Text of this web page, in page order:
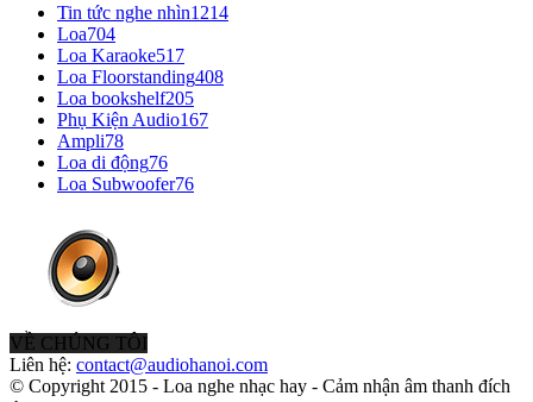
Tin tức nghe nhìn1214
Loa704
Loa Karaoke517
Loa Floorstanding408
Loa bookshelf205
Phụ Kiện Audio167
Ampli78
Loa di động76
Loa Subwoofer76
VỀ CHÚNG TÔI
Liên hệ: contact@audiohanoi.com
© Copyright 2015 - Loa nghe nhạc hay - Cảm nhận âm thanh đích